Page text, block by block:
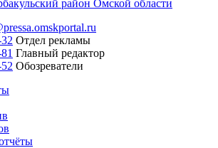
Отдел рекламы
Главный редактор
Обозреватели